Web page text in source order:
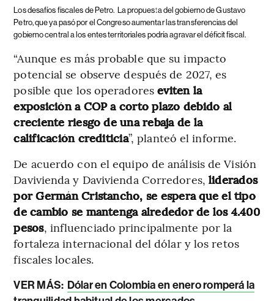
Los desafíos fiscales de Petro. La propuesta del gobierno de Gustavo
Petro, que ya pasó por el Congreso aumentar las transferencias del
gobierno central a los entes territoriales podría agravar el déficit fiscal.
“Aunque es más probable que su impacto
potencial se observe después de 2027, es
posible que los operadoreseviten la
exposición a COP a corto plazo debido al
creciente riesgo de una rebaja de la
calificación crediticia”, planteó el informe.
De acuerdo con el equipo de análisis de Visión
Davivienda y Davivienda Corredores, liderados
por Germán Cristancho, se espera que el tipo
de cambio se mantenga alrededor de los 4.400
pesos, influenciado principalmente por la
fortaleza internacional del dólar y los retos
fiscales locales.
VER MÁS: Dólar en Colombia en enero romperá la